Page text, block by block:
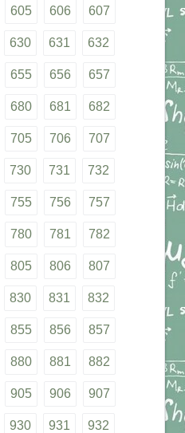
605 606 607
630 631 632
655 656 657
680 681 682
705 706 707
730 731 732
755 756 757
780 781 782
805 806 807
830 831 832
855 856 857
880 881 882
905 906 907
930 931 932